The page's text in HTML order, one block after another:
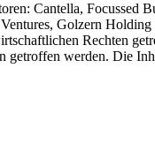
Cantella, Focussed
Golzern
Rechten
werden. Die